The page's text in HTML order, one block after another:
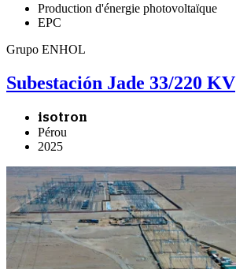
Production d'énergie photovoltaïque
EPC
Grupo ENHOL
Subestación Jade 33/220 KV
isotron
Pérou
2025